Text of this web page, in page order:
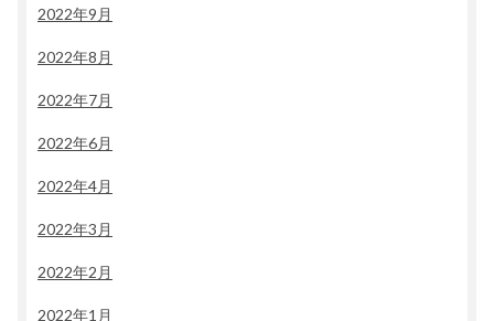
2022年9月
2022年8月
2022年7月
2022年6月
2022年4月
2022年3月
2022年2月
2022年1月